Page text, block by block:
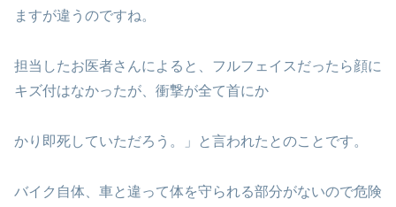
ますが違うのですね。
担当したお医者さんによると、フルフェイスだったら顔に
キズ付はなかったが、衝撃が全て首にか
かり即死していただろう。」と言われたとのことです。
バイク自体、車と違って体を守られる部分がないので危険